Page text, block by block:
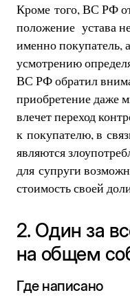
Кроме того, ВС РФ
положение устава
именно покупатель,
усмотрению
ВС РФ обратил
приобретение даже
влечет переход
к покупателю, в
являются
для супруги
стоимость своей
2. Один за
на общем
Где написано